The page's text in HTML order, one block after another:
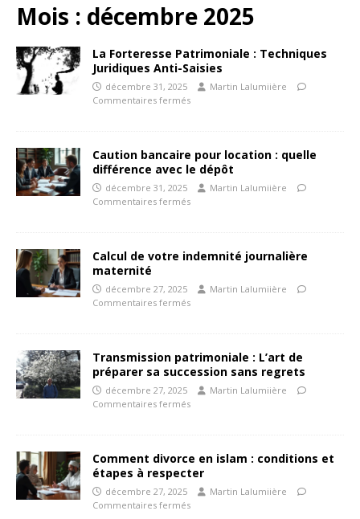
Mois : décembre 2025
La Forteresse Patrimoniale : Techniques
Juridiques Anti-Saisies
décembre 31, 2025
Martin Lalumiière
Commentaires fermés
Caution bancaire pour location : quelle
différence avec le dépôt
décembre 31, 2025
Martin Lalumiière
Commentaires fermés
Calcul de votre indemnité journalière
maternité
décembre 27, 2025
Martin Lalumiière
Commentaires fermés
Transmission patrimoniale : L’art de
préparer sa succession sans regrets
décembre 27, 2025
Martin Lalumiière
Commentaires fermés
Comment divorce en islam : conditions et
étapes à respecter
décembre 27, 2025
Martin Lalumiière
Commentaires fermés